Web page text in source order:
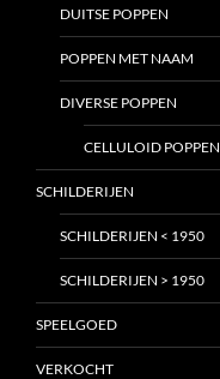
DUITSE POPPEN
POPPEN MET NAAM
DIVERSE POPPEN
CELLULOID POPPEN
SCHILDERIJEN
SCHILDERIJEN < 1950
SCHILDERIJEN > 1950
SPEELGOED
VERKOCHT